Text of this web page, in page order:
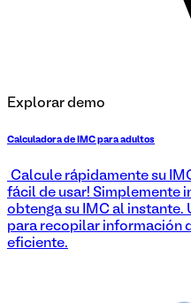
Explorar demo
Calculadora de IMC para adultos
¡Calcule rápidamente su
fácil de usar! Simplemente
obtenga su IMC al
para recopilar información
eficiente.